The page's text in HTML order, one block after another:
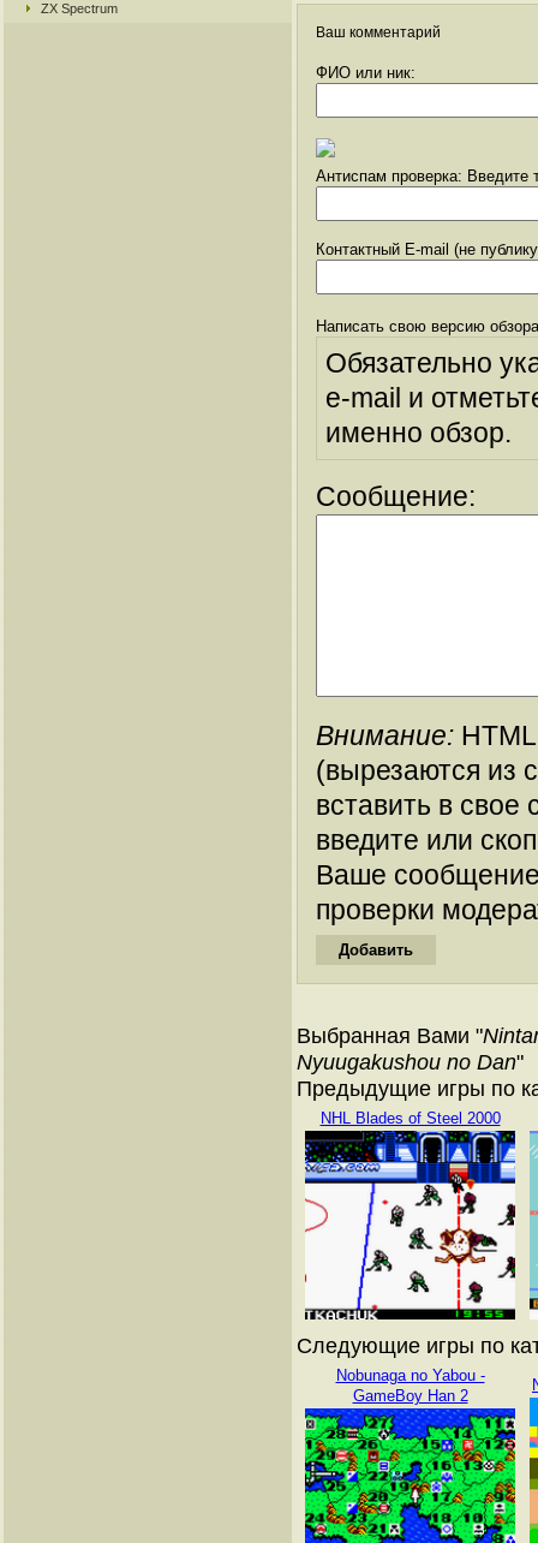
ZX Spectrum
Ваш комментарий
ФИО или ник:
Антиспам проверка: Введите
Контактный E-mail (не
Написать свою версию
Обязательно
e-mail и
именно обзор.
Сообщение:
Внимание:
(вырезаются из
вставить в
введите или
Ваше
проверки
Выбранная Вами "
Nyuugakushou no Dan"
Предыдущие игры по
NHL Blades of Steel 2000
Следующие игры по
Nobunaga no Yabou -
GameBoy Han 2